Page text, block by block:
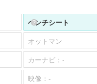
ベンチシート
オットマン
カーナビ： -
映像： -